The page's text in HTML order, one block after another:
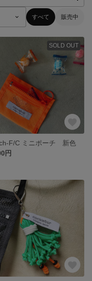
すべて 販売中
SOLD OUT
F/C ミニポーチ 新色
円